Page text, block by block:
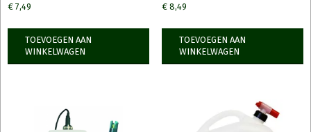
€ 7,49
TOEVOEGEN AAN
WINKELWAGEN
€8,49
TOEVOEGEN AAN
WINKELWAGEN